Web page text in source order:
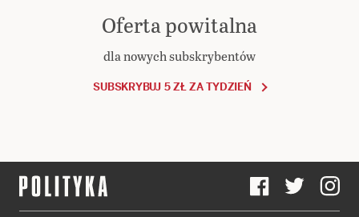
Oferta powitalna
dla nowych subskrybentów
SUBSKRYBUJ 5 ZŁ ZA TYDZIEŃ